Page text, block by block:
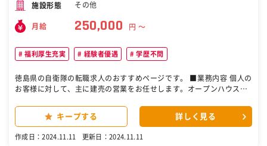
施設形態 その他
月給 250,000 円 〜
福利厚生充実 経験者優遇 学歴不問
徳島県の自衛隊の転職求人のおすすめページです。 ■業務内容 個人の
お客様に対して、主に建売の営業をお任せします。オープンハウスで
す。具体的な業務は下記を想定しています。 ・オープンハウスにて接
客業務 ・業者訪問、物件調査下見、物件情報収集 ・物件査定書の作
キープする 詳しく見る
作成日：2024.11.11 更新日：2024.11.11